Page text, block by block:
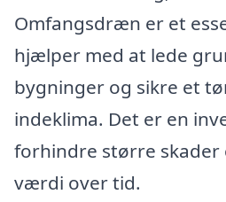
Omfangsdræn er et
hjælper med at lede
bygninger og sikre et
indeklima. Det er en
forhindre større skader
værdi over tid.